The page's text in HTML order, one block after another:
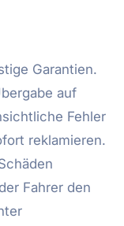
Garantien.
auf
Fehler
reklamieren.
Fahrer den